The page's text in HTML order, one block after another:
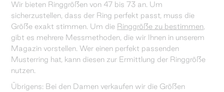
Wir bieten Ringgrößen von 47 bis 73 an. Um
sicherzustellen, dass der Ring perfekt passt, muss die
Größe exakt stimmen. Um die Ringgröße zu bestimmen
gibt es mehrere Messmethoden, die wir Ihnen in unserem
Magazin vorstellen. Wer einen perfekt passenden
Musterring hat, kann diesen zur Ermittlung der Ringgröße
nutzen.
Übrigens: Bei den Damen verkaufen wir die Größen